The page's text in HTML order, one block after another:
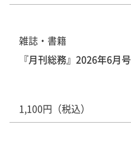
雑誌・書籍
『月刊総務』2026年6月号
1,100円（税込）